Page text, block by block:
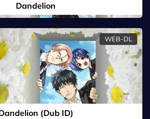
Dandelion
WEB-DL
(Dub ID)